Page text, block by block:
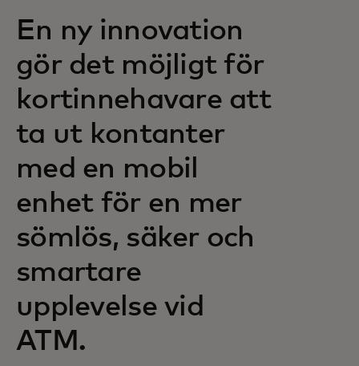
En ny innovation
gör det möjligt för
kortinnehavare att
ta ut kontanter
med en mobil
enhet för en mer
sömlös, säker och
smartare
upplevelse vid
ATM.